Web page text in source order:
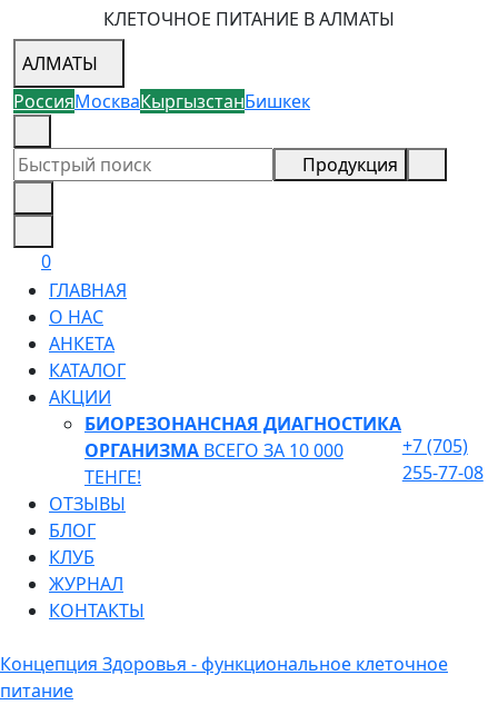
КЛЕТОЧНОЕ ПИТАНИЕ В АЛМАТЫ
АЛМАТЫ
РоссияМоскваКыргызстанБишкек
Продукция
0
ГЛАВНАЯ
О НАС
АНКЕТА
КАТАЛОГ
АКЦИИ
БИОРЕЗОНАНСНАЯ ДИАГНОСТИКА
ОРГАНИЗМА ВСЕГО ЗА 10 000
ТЕНГЕ!
ОТЗЫВЫ
БЛОГ
КЛУБ
ЖУРНАЛ
КОНТАКТЫ
+7 (705)
255-77-08
Концепция Здоровья - функциональное клеточное
питание